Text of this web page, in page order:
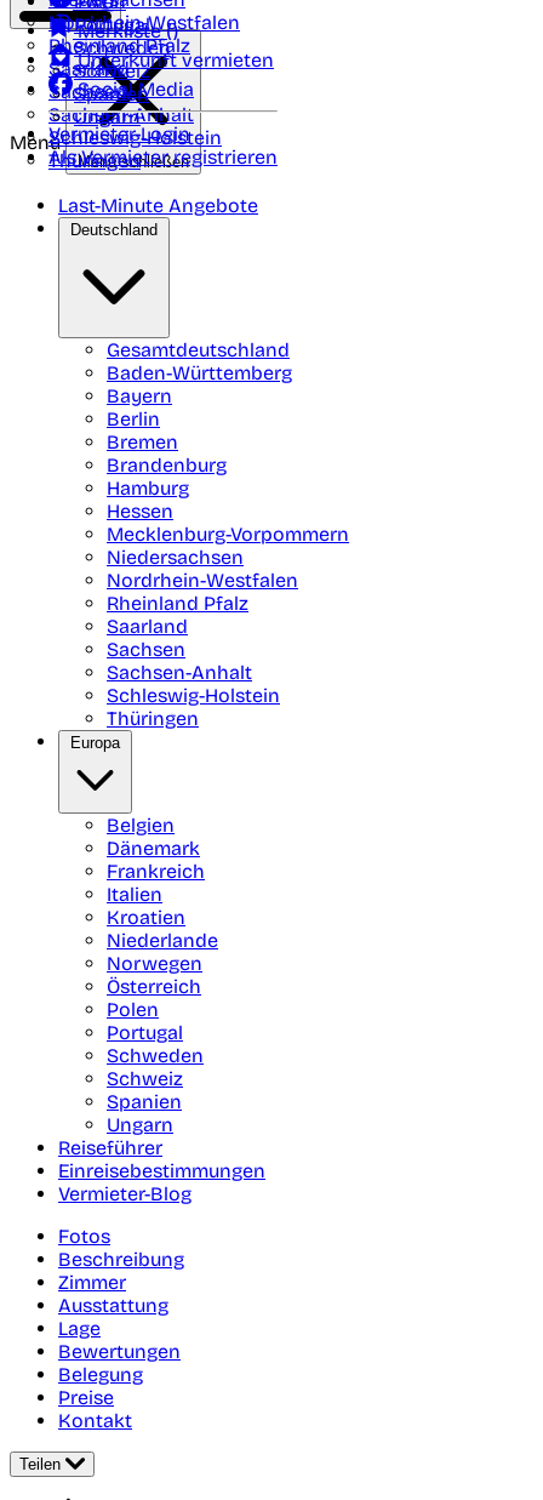
Nordrhein-Westfalen
Rheinland Pfalz
Saarland
Sachsen
Sachsen-Anhalt
Schleswig-Holstein
Thüringen
Portugal
Schweden
Schweiz
Spanien
Ungarn
Merkliste ()
Unterkunft vermieten
Social Media
Vermieter-Login
Als Vermieter registrieren
Menü
Menü schließen
Last-Minute Angebote
Deutschland
Gesamtdeutschland
Baden-Württemberg
Bayern
Berlin
Bremen
Brandenburg
Hamburg
Hessen
Mecklenburg-Vorpommern
Niedersachsen
Nordrhein-Westfalen
Rheinland Pfalz
Saarland
Sachsen
Sachsen-Anhalt
Schleswig-Holstein
Thüringen
Europa
Belgien
Dänemark
Frankreich
Italien
Kroatien
Niederlande
Norwegen
Österreich
Polen
Portugal
Schweden
Schweiz
Spanien
Ungarn
Reiseführer
Einreisebestimmungen
Vermieter-Blog
Fotos
Beschreibung
Zimmer
Ausstattung
Lage
Bewertungen
Belegung
Preise
Kontakt
Teilen